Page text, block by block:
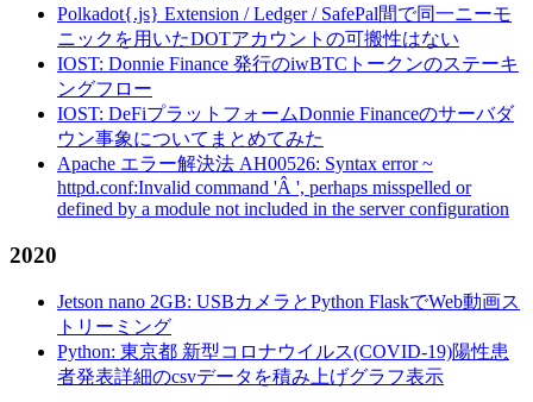
Polkadot{.js} Extension / Ledger / SafePal間で同一ニーモ
ニックを用いたDOTアカウントの可搬性はない
IOST: Donnie Finance 発行のiwBTCトークンのステーキ
ングフロー
IOST: DeFiプラットフォームDonnie Financeのサーバダ
ウン事象についてまとめてみた
Apache エラー解決法 AH00526: Syntax error ~
httpd.conf:Invalid command 'Â ', perhaps misspelled or
defined by a module not included in the server configuration
2020
Jetson nano 2GB: USBカメラとPython FlaskでWeb動画ス
トリーミング
Python: 東京都 新型コロナウイルス(COVID-19)陽性患
者発表詳細のcsvデータを積み上げグラフ表示